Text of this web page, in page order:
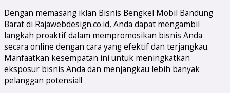
Dengan memasang iklan Bisnis Bengkel Mobil Bandung
Barat di Rajawebdesign.co.id, Anda dapat mengambil
langkah proaktif dalam mempromosikan bisnis Anda
secara online dengan cara yang efektif dan terjangkau.
Manfaatkan kesempatan ini untuk meningkatkan
eksposur bisnis Anda dan menjangkau lebih banyak
pelanggan potensial!